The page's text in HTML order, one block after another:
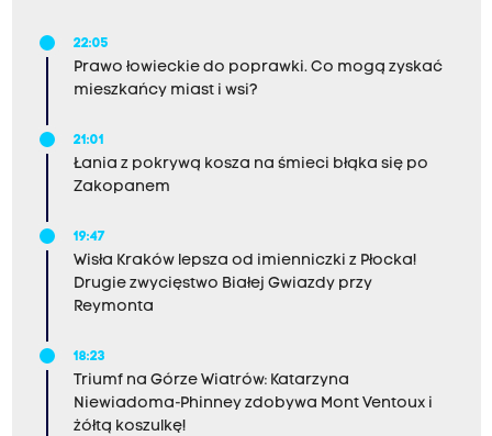
22:05
Prawo łowieckie do poprawki. Co mogą zyskać
mieszkańcy miast i wsi?
21:01
Łania z pokrywą kosza na śmieci błąka się po
Zakopanem
19:47
Wisła Kraków lepsza od imienniczki z Płocka!
Drugie zwycięstwo Białej Gwiazdy przy
Reymonta
18:23
Triumf na Górze Wiatrów: Katarzyna
Niewiadoma-Phinney zdobywa Mont Ventoux i
żółtą koszulkę!